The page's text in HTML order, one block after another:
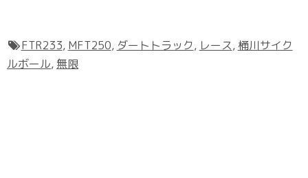
FTR233, MFT250, ダートトラック, レース, 桶川サイク
ルボール, 無限